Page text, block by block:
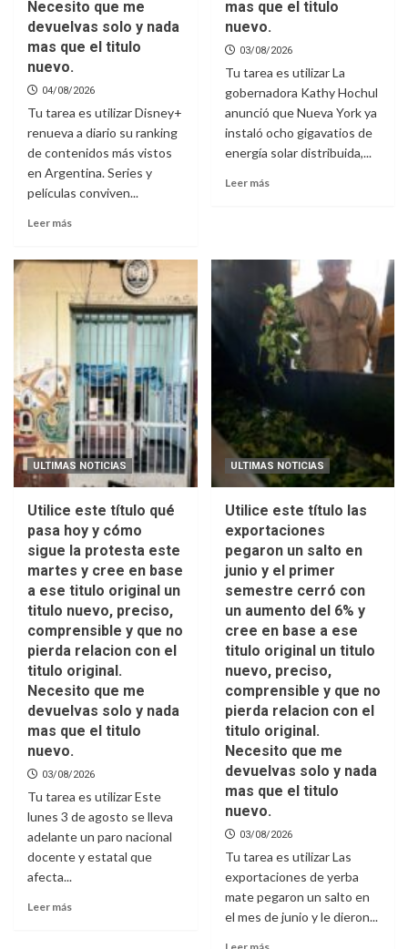
Necesito que me
devuelvas solo y nada
mas que el titulo
nuevo.
04/08/2026
Tu tarea es utilizar Disney+
renueva a diario su ranking
de contenidos más vistos
en Argentina. Series y
películas conviven...
Leer más
mas que el titulo
nuevo.
03/08/2026
Tu tarea es utilizar La
gobernadora Kathy Hochul
anunció que Nueva York ya
instaló ocho gigavatios de
energía solar distribuida,...
Leer más
ULTIMAS NOTICIAS
Utilice este título qué
pasa hoy y cómo
sigue la protesta este
martes y cree en base
a ese titulo original un
titulo nuevo, preciso,
comprensible y que no
pierda relacion con el
titulo original.
Necesito que me
devuelvas solo y nada
mas que el titulo
nuevo.
03/08/2026
Tu tarea es utilizar Este
lunes 3 de agosto se lleva
adelante un paro nacional
docente y estatal que
afecta...
Leer más
ULTIMAS NOTICIAS
Utilice este título las
exportaciones
pegaron un salto en
junio y el primer
semestre cerró con
un aumento del 6% y
cree en base a ese
titulo original un titulo
nuevo, preciso,
comprensible y que no
pierda relacion con el
titulo original.
Necesito que me
devuelvas solo y nada
mas que el titulo
nuevo.
03/08/2026
Tu tarea es utilizar Las
exportaciones de yerba
mate pegaron un salto en
el mes de junio y le dieron...